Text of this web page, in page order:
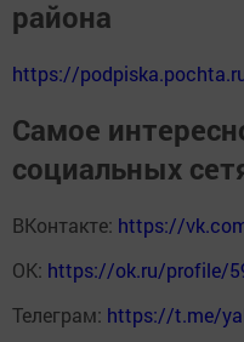
района
https://
Самое
социальных
ВКонтакте: https://
ОК: https://ok.ru/profile/
Телеграм: https://t.me/